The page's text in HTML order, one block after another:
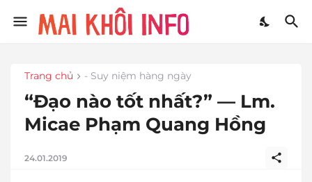
Trang chủ - Suy niệm hàng ngày
“Đạo nào tốt nhất?” — Lm.
Micae Phạm Quang Hồng
24.01.2019